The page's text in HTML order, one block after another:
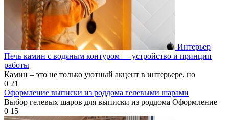
Интерьер
Печь камин с водяным контуром — устройство и принцип
работы
Камин – это не только уютный акцент в интерьере, но
0 21
Оформление выписки из роддома гелевыми шарами
Выбор гелевых шаров для выписки из роддома Оформление
0 15